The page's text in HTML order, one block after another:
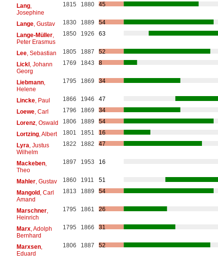
Lang,
Josephine
1815 1880 45
Lange, Gustav 1830 1889
54
Lange-Müller,
Peter Erasmus
1850 1926 63
Lee, Sebastian 1805 1887
52
Lickl, Johann
Georg
1769 1843 8
Liebmann,
Helene
1795 1869 34
Lincke, Paul 1866 1946
47
Loewe, Carl 1796 1869
34
Lorenz, Oswald 1806 1889
54
Lortzing, Albert 1801 1851
16
Lyra , Justus
Wilhelm
1822 1882 47
Mackeben,
Theo
1897 1953 16
Mahler, Gustav 1860 1911
51
Mangold, Carl
Amand
1813 1889 54
Marschner,
Heinrich
1795 1861 26
Marx, Adolph
Bernhard
1795 1866 31
Marxsen,
Eduard
1806 1887 52